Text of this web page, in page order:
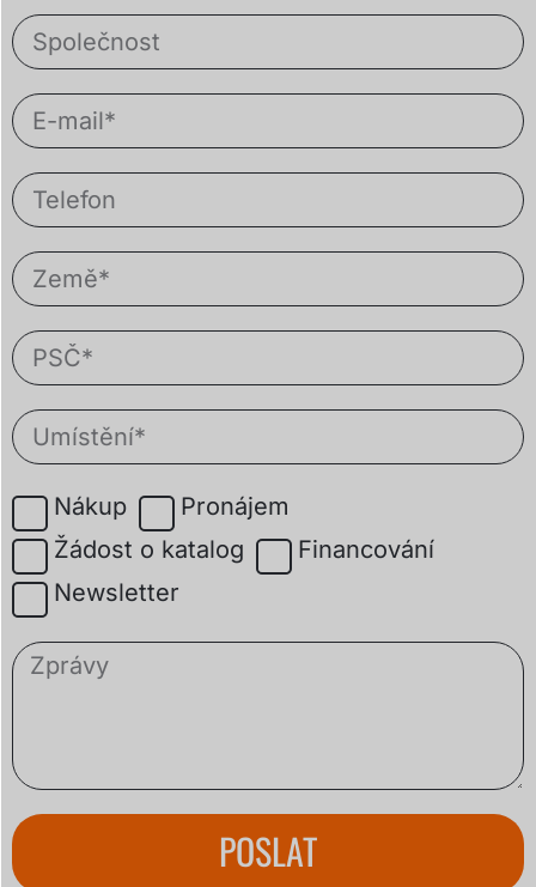
Nákup
Pronájem
Žádost o katalog
Financování
Newsletter
POSLAT